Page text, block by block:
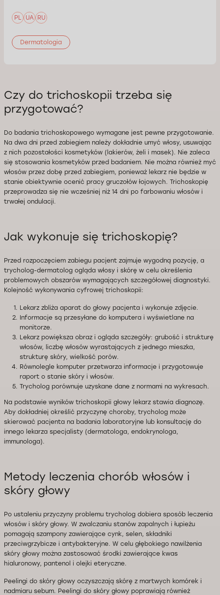
PL UA RU
Dermatologia
Czy do trichoskopii trzeba się
przygotować?
Do badania trichoskopowego wymagane jest pewne przygotowanie.
Na dwa dni przed zabiegiem należy dokładnie umyć włosy, usuwając
z nich pozostałości kosmetyków (lakierów, żeli i masek). Nie zaleca
się stosowania kosmetyków przed badaniem. Nie można również myć
włosów przez dobę przed zabiegiem, ponieważ lekarz nie będzie w
stanie obiektywnie ocenić pracy gruczołów łojowych. Trichoskopię
przeprowadza się nie wcześniej niż 14 dni po farbowaniu włosów i
trwałej ondulacji.
Jak wykonuje się trichoskopię?
Przed rozpoczęciem zabiegu pacjent zajmuje wygodną pozycję, a
trycholog-dermatolog ogląda włosy i skórę w celu określenia
problemowych obszarów wymagających szczegółowej diagnostyki.
Kolejność wykonywania cyfrowej trichoskopii:
Lekarz zbliża aparat do głowy pacjenta i wykonuje zdjęcie.
Informacje są przesyłane do komputera i wyświetlane na
monitorze.
Lekarz powiększa obraz i ogląda szczegóły: grubość i strukturę
włosów, liczbę włosów wyrastających z jednego mieszka,
strukturę skóry, wielkość porów.
Równolegle komputer przetwarza informacje i przygotowuje
raport o stanie skóry i włosów.
Trycholog porównuje uzyskane dane z normami na wykresach.
Na podstawie wyników trichoskopii głowy lekarz stawia diagnozę.
Aby dokładniej określić przyczynę choroby, trycholog może
skierować pacjenta na badania laboratoryjne lub konsultację do
innego lekarza specjalisty (dermatologa, endokrynologa,
immunologa).
Metody leczenia chorób włosów i
skóry głowy
Po ustaleniu przyczyny problemu trycholog dobiera sposób leczenia
włosów i skóry głowy. W zwalczaniu stanów zapalnych i łupieżu
pomagają szampony zawierające cynk, selen, składniki
przeciwgrzybicze i antybakteryjne. W celu głębokiego nawilżenia
skóry głowy można zastosować środki zawierające kwas
hialuronowy, pantenol i olejki eteryczne.
Peelingi do skóry głowy oczyszczają skórę z martwych komórek i
nadmiaru sebum. Peelingi do skóry głowy poprawiają również